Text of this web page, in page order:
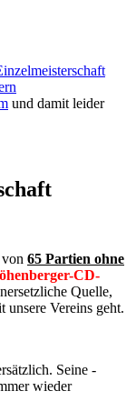
und damit leider
65 Partien ohne
CD-
Quelle,
unsere Vereins geht.
Seine -
wieder